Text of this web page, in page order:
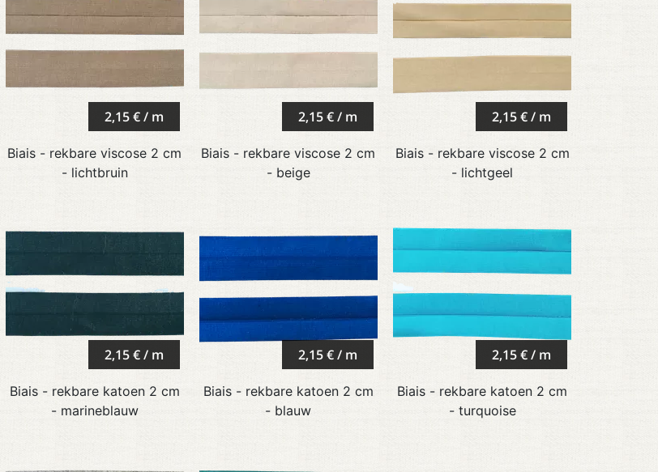
2,15 € / m
Biais - rekbare viscose 2 cm
- lichtbruin
2,15 € / m
Biais - rekbare viscose 2 cm
- beige
2,15 € / m
Biais - rekbare viscose 2 cm
- lichtgeel
2,15 € / m
Biais - rekbare katoen 2 cm
- marineblauw
2,15 € / m
Biais - rekbare katoen 2 cm
- blauw
2,15 € / m
Biais - rekbare katoen 2 cm
- turquoise